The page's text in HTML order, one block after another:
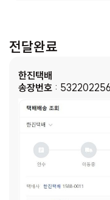
전달완료
한진택배
송장번호 :